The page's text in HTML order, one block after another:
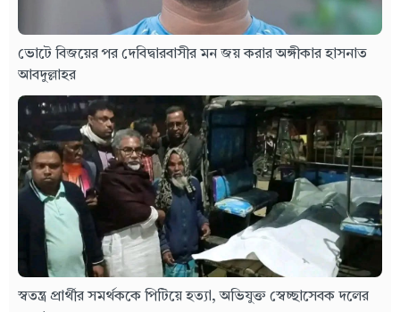
ভোটে বিজয়ের পর দেবিদ্বারবাসীর মন জয় করার অঙ্গীকার হাসনাত
আবদুল্লাহর
স্বতন্ত্র প্রার্থীর সমর্থককে পিটিয়ে হত্যা, অভিযুক্ত স্বেচ্ছাসেবক দলের